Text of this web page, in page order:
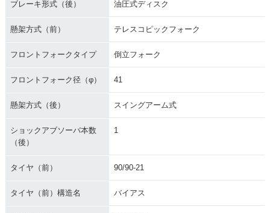
ブレーキ形式（後） 油圧式ディスク
懸架方式（前） テレスコピックフォーク
フロントフォークタイプ 倒立フォーク
フロントフォーク径（φ） 41
懸架方式（後） スイングアーム式
ショックアブソーバ本数
（後）
1
タイヤ（前） 90/90-21
タイヤ（前）構造名 バイアス